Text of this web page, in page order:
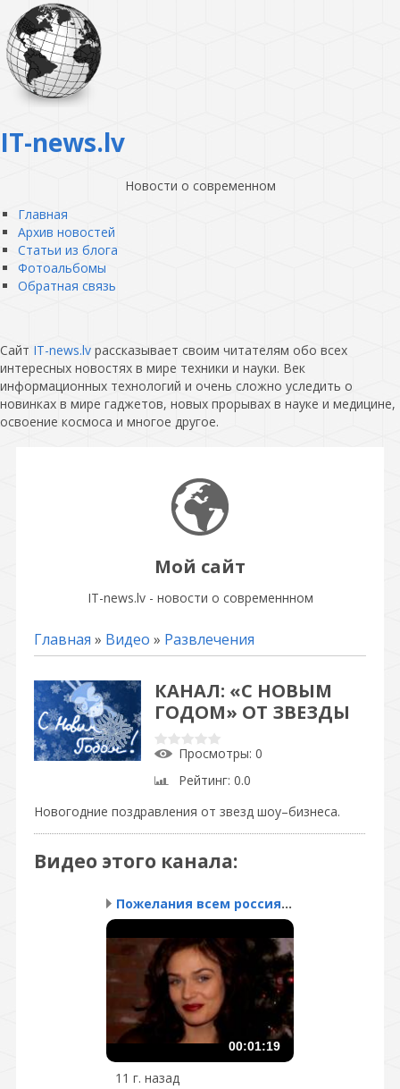
IT-news.lv
Новости о современном
Главная
Архив новостей
Статьи из блога
Фотоальбомы
Обратная связь
Сайт IT-news.lv рассказывает своим читателям обо всех
интересных новостях в мире техники и науки. Век
информационных технологий и очень сложно уследить о
новинках в мире гаджетов, новых прорывах в науке и медицине,
освоение космоса и многое другое.
Мой сайт
IT-news.lv - новости о современнном
Главная » Видео » Развлечения
КАНАЛ: «С НОВЫМ
ГОДОМ» ОТ ЗВЕЗДЫ
Просмотры: 0
Рейтинг: 0.0
Новогодние поздравления от звезд шоу–бизнеса.
Видео этого канала:
Пожелания всем россиянам!
00:01:19
11 г. назад